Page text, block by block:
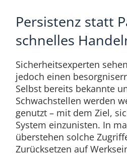
Persistenz statt
schnelles
Sicherheitsexperten
jedoch einen
Selbst bereits bekannte
Schwachstellen werden
genutzt – mit dem Ziel,
System einzunisten. In
überstehen solche
Zurücksetzen auf